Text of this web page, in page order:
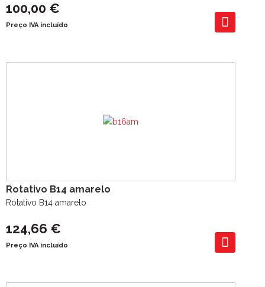
100,00 €
Preço IVA incluído
Rotativo B14 amarelo
Rotativo B14 amarelo
124,66 €
Preço IVA incluído